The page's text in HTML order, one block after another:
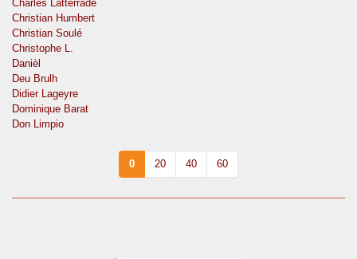
Charles Latterrade
Christian Humbert
Christian Soulé
Christophe L.
Danièl
Deu Brulh
Didier Lageyre
Dominique Barat
Don Limpio
0 20 40 60